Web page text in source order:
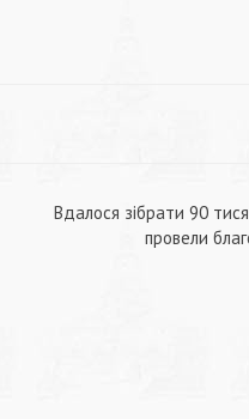
Вдалося зібрати 90
провели